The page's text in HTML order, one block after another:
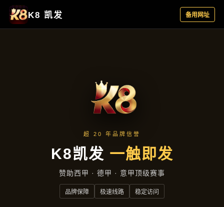
新闻视角
首页 新闻视角